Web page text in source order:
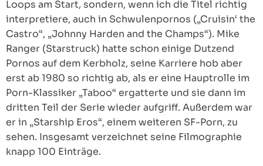
Loops am Start, sondern, wenn ich die Titel richtig
interpretiere, auch in Schwulenpornos („Cruisin‘ the
Castro“, „Johnny Harden and the Champs“). Mike
Ranger (Starstruck) hatte schon einige Dutzend
Pornos auf dem Kerbholz, seine Karriere hob aber
erst ab 1980 so richtig ab, als er eine Hauptrolle im
Porn-Klassiker „Taboo“ ergatterte und sie dann im
dritten Teil der Serie wieder aufgriff. Außerdem war
er in „Starship Eros“, einem weiteren SF-Porn, zu
sehen. Insgesamt verzeichnet seine Filmographie
knapp 100 Einträge.